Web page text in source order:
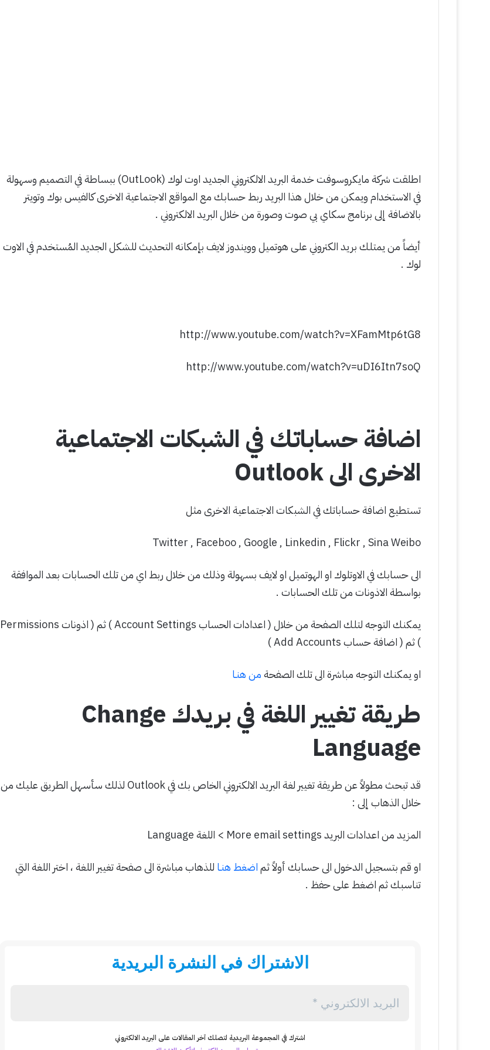
اطلقت شركة مايكروسوفت خدمة البريد الالكتروني الجديد اوت لوك (OutLook) ببساطة في التصميم وسهولة
في الاستخدام ويمكنمن خلال هذا البريد ربط حسابك مع المواقع الاجتماعية الاخرى كالفيس بوك وتويتر
بالاضافة إلى برنامج سكاي بي صوت وصورة من خلال البريد الالكتروني .
أيضاً من يمتلك بريد الكتروني على هوتميل وويندوز لايف بإمكانه التحديث للشكل الجديد المُستخدم في الاوت
لوك .
http://www.youtube.com/watch?v=XFamMtp6tG8
http://www.youtube.com/watch?v=uDI6Itn7soQ
اضافة حساباتك في الشبكات الاجتماعية
الاخرى الى Outlook
تستطيع اضافة حساباتك في الشبكات الاجتماعية الاخرى مثل
Twitter , Faceboo , Google , Linkedin , Flickr , Sina Weibo
الى حسابك في الاوتلوك او الهوتميل او لايف بسهولة وذلك من خلال ربط اي من تلك الحسابات بعد الموافقة
بواسطة الاذونات من تلك الحسابات .
يمكنك التوجه لتلك الصفحة من خلال ( اعدادات الحساب Account Settings ) ثم ( اذونات Permissions
) ثم ( اضافة حساب Add Accounts )
او يمكنك التوجه مباشرة الى تلك الصفحةمن هنـا
طريقة تغيير اللغة في بريدك Change
Language
قد تبحث مطولاً عن طريقة تغيير لغة البريد الالكتروني الخاص بك في Outlook لذلك سأسهل الطريق عليك من
خلال الذهاب إلى :
المزيد من اعدادات البريد More email settings > اللغة Language
او قم بتسجيل الدخول الى حسابك أولاً ثماضغط هنـا للذهاب مباشرة الى صفحة تغيير اللغة ، اختر اللغة التي
تناسبك ثم اضغط على حفظ .
الاشتراك في النشرة البريدية
اشترك في المجموعة البريدية لتصلك آخر المقالات على البريد الالكتروني